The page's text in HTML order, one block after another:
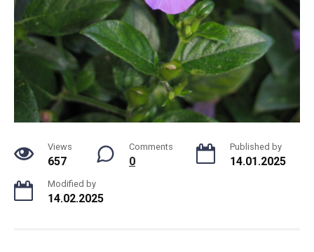
Views
657
Comments
0
Published by
14.01.2025
Modified by
14.02.2025